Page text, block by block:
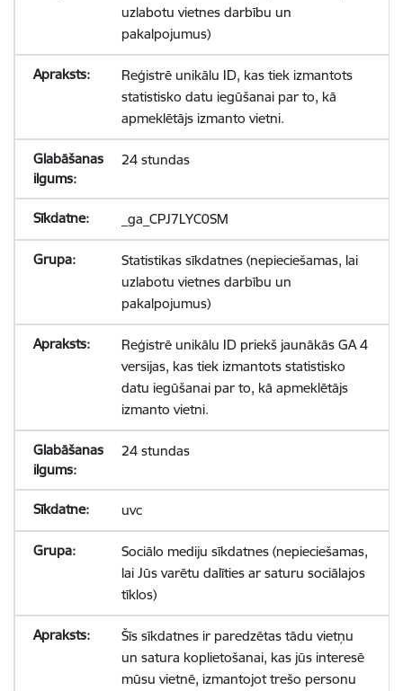
uzlabotu vietnes darbību un
pakalpojumus)
Reģistrē unikālu ID, kas tiek izmantots
statistisko datu iegūšanai par to, kā
apmeklētājs izmanto vietni.
24 stundas
_ga_CPJ7LYC0SM
Statistikas sīkdatnes (nepieciešamas, lai
uzlabotu vietnes darbību un
pakalpojumus)
Reģistrē unikālu ID priekš jaunākās GA 4
versijas, kas tiek izmantots statistisko
datu iegūšanai par to, kā apmeklētājs
izmanto vietni.
24 stundas
uvc
Sociālo mediju sīkdatnes (nepieciešamas,
lai Jūs varētu dalīties ar saturu sociālajos
tīklos)
Šīs sīkdatnes ir paredzētas tādu vietņu
un satura koplietošanai, kas jūs interesē
mūsu vietnē, izmantojot trešo personu